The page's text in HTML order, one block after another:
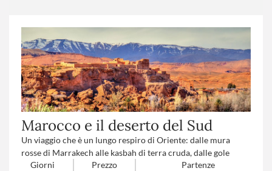
Marocco e il deserto del Sud
Un viaggio che è un lungo respiro di Oriente: dalle mura
rosse di Marrakech alle kasbah di terra cruda, dalle gole
scolpite dal tempo alle dune dorate del Sahara. Un percorso
Giorni Prezzo
Partenze